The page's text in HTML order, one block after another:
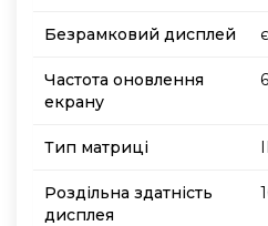
Безрамковий дисплей є
Частота оновлення
екрану
Тип матриці
Роздільна здатність
дисплея